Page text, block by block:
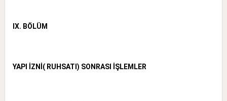
IX. BÖLÜM
YAPI İZNİ( RUHSATI) SONRASI İŞLEMLER